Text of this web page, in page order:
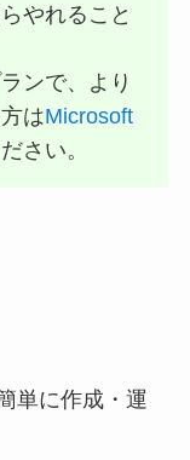
やれること
ンで、より
はMicrosoft
さい。
単に作成・運